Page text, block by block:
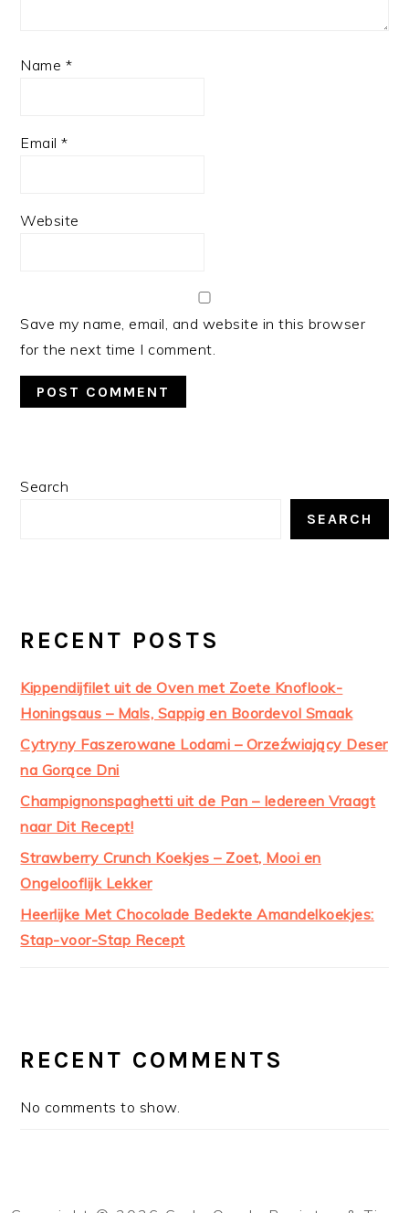
Name *
Email*
Website
Save my name, email, and website in this browser
for the next time I comment.
PRIMARY
Search
SEARCH
RECENT POSTS
Kippendijfilet uit de Oven met Zoete Knoflook-
Honingsaus – Mals, Sappig en Boordevol Smaak
Cytryny Faszerowane Lodami – Orzeźwiający Deser
na Gorące Dni
Champignonspaghetti uit de Pan – Iedereen Vraagt
naar Dit Recept!
Strawberry Crunch Koekjes – Zoet, Mooi en
Ongelooflijk Lekker
Heerlijke Met Chocolade Bedekte Amandelkoekjes:
Stap-voor-Stap Recept
RECENT COMMENTS
No comments to show.